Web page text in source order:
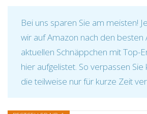
Bei uns sparen Sie am meisten!
wir auf Amazon nach den besten
aktuellen Schnäppchen mit Top-
hier aufgelistet. So verpassen
die teilweise nur für kurze Zeit